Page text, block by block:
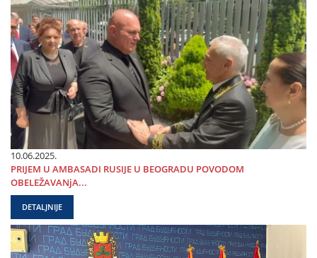
10.06.2025.
PRIЈEM U AMBASADI RUSIЈE U BEOGRADU POVODOM
OBELEŽAVANjA...
DETALJNIJE